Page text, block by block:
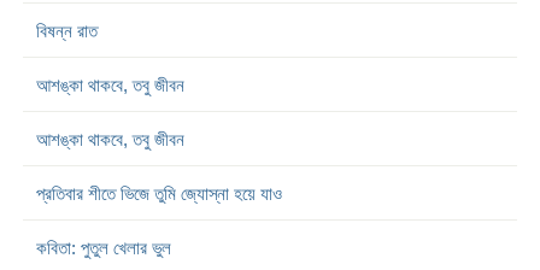
বিষন্ন রাত
আশঙ্কা থাকবে, তবু জীবন
আশঙ্কা থাকবে, তবু জীবন
প্রতিবার শীতে ভিজে তুমি জ্যোস্না হয়ে যাও
কবিতা: পুতুল খেলার ভুল